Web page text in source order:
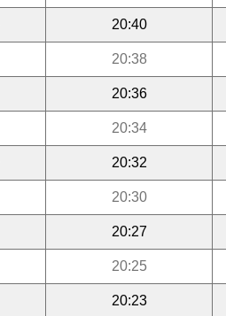
20:40
20:38
20:36
20:34
20:32
20:30
20:27
20:25
20:23